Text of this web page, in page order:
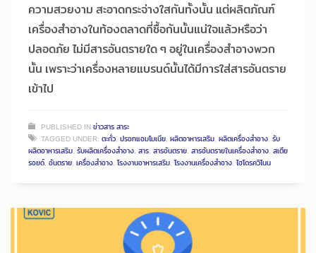
ความสวยงาม สะอาดกระจ่างใสกันทั้งนั้น แต่ผลิตภัณฑ์
เครื่องสำอางในท้องตลาดที่ซื้อกันนั้นแน่ใจแล้วหรือว่า
ปลอดภัย ไม่มีสารอันตรายใด ๆ อยู่ในเครื่องสำอางพวก
นั้น เพราะว่าเครื่องหลายแบรนด์นั้นได้มีการใส่สารอันตราย
เข้าไป
PUBLISHED INข่าวสาร สาระ
TAGGED UNDER: ตะกั่ว, ปรอทแอมโมเนีย, ผลิตอาหารเสริม, ผลิตเครื่องสำอาง, รับ
ผลิตอาหารเสริม, รับผลิตเครื่องสำอาง, สาร, สารอันตราย, สารอันตรายในเครื่องสำอาง, สเตีย
รอยด์, อันตราย, เครื่องสำอาง, โรงงานอาหารเสริม, โรงงานเครื่องสำอาง, ไฮโดรควิโนน